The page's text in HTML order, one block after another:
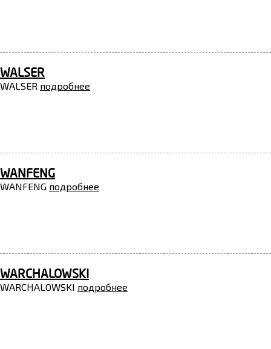
WALSER
WALSER подробнее
WANFENG
WANFENG подробнее
WARCHALOWSKI
WARCHALOWSKI подробнее